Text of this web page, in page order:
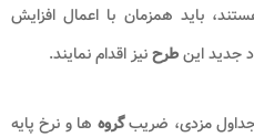
باید همزمان با اعمال افزایش
جدید اینطرحنیز اقدام نمایند.
جداول مزدی، ضریبگروه‌ ها و نرخ پایه